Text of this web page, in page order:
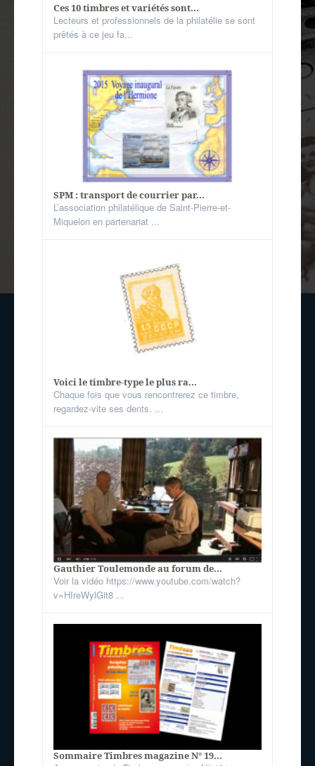
Ces 10 timbres et variétés sont...
Lecteurs et professionnels de la philatélie se sont
prêtés à ce jeu fa...
SPM : transport de courrier par...
L’association philatélique de Saint-Pierre-et-
Miquelon en partenariat ...
Voici le timbre-type le plus ra...
Chaque fois que vous rencontrerez ce timbre,
regardez-vite ses dents. ...
Gauthier Toulemonde au forum de...
Voir la vidéo https://www.youtube.com/watch?
v=HIreWylGit8 ...
Sommaire Timbres magazine N° 19...